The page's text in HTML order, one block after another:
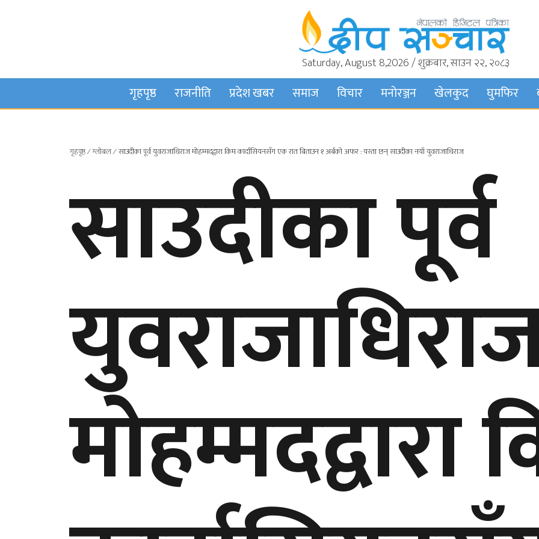
Saturday, August 8,2026 / शुक्रबार, साउन २२, २०८३
गृहपृष्ठ राजनीति प्रदेश खबर समाज विचार मनाेरञ्जन खेलकुद घुमफिर
गृहपृष्ठ∕ग्लोबल∕साउदीका पूर्व युवराजाधिराज मोहम्मदद्वारा किम कार्दासियनसँग एक रात बिताउन १ अर्बको अफर : यस्ता छन् साउदीका नयाँ युवराजाधिराज
साउदीका पूर्व
मोहम्मदद्वारा